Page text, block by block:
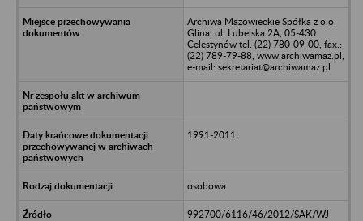
Archiwa Mazowieckie Spółka z o.o.
Glina, ul. Lubelska 2A, 05-430
Celestynów tel. (22) 780-09-00, fax.:
(22) 789-79-88, www.archiwamaz.pl,
e-mail: sekretariat@archiwamaz.pl
1991-2011
osobowa
992700/6116/46/2012/SAK/WJ